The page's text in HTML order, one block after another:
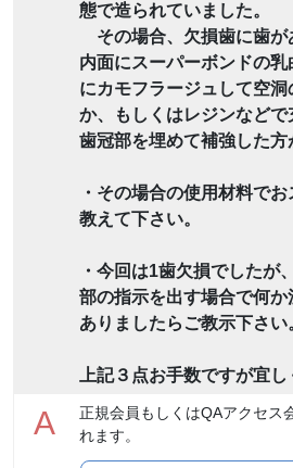
態で造られていました。
その場合、欠損歯に歯が
内面にスーパーボンドの
にカモフラージュして空
か、もしくはレジンなど
歯冠部を埋めて補強した方
・その場合の使用材料で
教えて下さい。
・今回は1歯欠損でしたが
部の指示を出す場合で何
ありましたらご教示下さい
上記３点お手数ですが宜
A
正規会員もしくはQAアクセス
れます。